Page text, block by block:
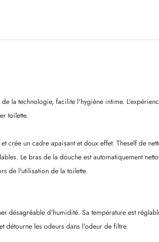
la technologie, facilite l'hygiène intime.
toilette.
un cadre apaisant et doux effet. Theself de
Le bras de la douche est automatiquement
de l'utilisation de la toilette.
d'humidité. Sa température est
détourne les odeurs dans l'odeur de filtre.